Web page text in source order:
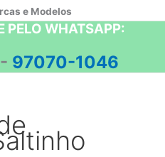
e Modelos
PELO WHATSAPP:
- 97070-1046